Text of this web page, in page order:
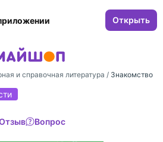
Открыть
и справочная литература / Знакомство
Вопрос